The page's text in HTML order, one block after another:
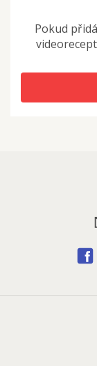
Pokud